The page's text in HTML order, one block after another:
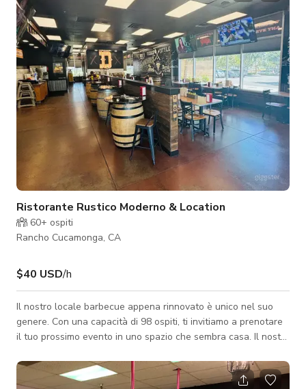
eventi, riunioni aziendali, mixer, opportunità di networking e
altro.
Ristorante Rustico Moderno & Location
60+ ospiti
Rancho Cucamonga, CA
$40 USD/h
Il nostro locale barbecue appena rinnovato è unico nel suo
genere. Con una capacità di 98 ospiti, ti invitiamo a prenotare
il tuo prossimo evento in uno spazio che sembra casa. Il nostro
rustica moderna con autentico barbecue texano, affumicato
fresco ogni giorno in loco. Il nostro team esperto ha ospitato